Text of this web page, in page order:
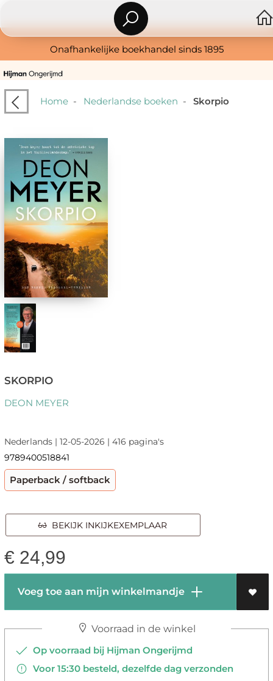
Onafhankelijke boekhandel sinds 1895
Home- Nederlandse boeken - Skorpio
SKORPIO
DEON MEYER
Nederlands | 12-05-2026 | 416 pagina's
9789400518841
Paperback / softback
BEKIJK INKIJKEXEMPLAAR
€ 24,99
Voeg toe aan mijn winkelmandje
Voorraad in de winkel
Op voorraad bij Hijman Ongerijmd
Voor 15:30 besteld, dezelfde dag verzonden